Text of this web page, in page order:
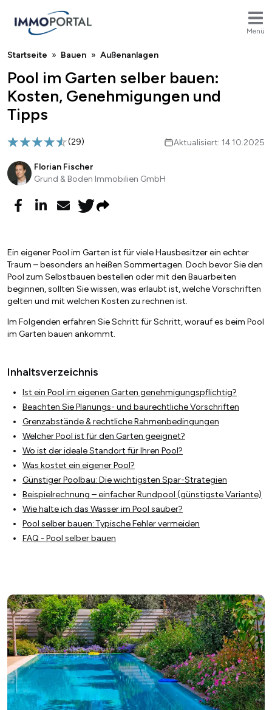
Menü
Breadcrumb
Startseite Bauen Außenanlagen
Pool im Garten selber bauen:
Kosten, Genehmigungen und
Tipps
(29) Aktualisiert: 14.10.2025
Florian Fischer
Grund & Boden Immobilien GmbH
Ein eigener Pool im Garten ist für viele Hausbesitzer ein echter
Traum – besonders an heißen Sommertagen. Doch bevor Sie den
Pool zum Selbstbauen bestellen oder mit den Bauarbeiten
beginnen, sollten Sie wissen, was erlaubt ist, welche Vorschriften
gelten und mit welchen Kosten zu rechnen ist.
Im Folgenden erfahren Sie Schritt für Schritt, worauf es beim Pool
im Garten bauen ankommt.
Inhaltsverzeichnis
Ist ein Pool im eigenen Garten genehmigungspflichtig?
Beachten Sie Planungs- und baurechtliche Vorschriften
Grenzabstände & rechtliche Rahmenbedingungen
Welcher Pool ist für den Garten geeignet?
Wo ist der ideale Standort für Ihren Pool?
Was kostet ein eigener Pool?
Günstiger Poolbau: Die wichtigsten Spar-Strategien
Beispielrechnung – einfacher Rundpool (günstigste Variante)
Wie halte ich das Wasser im Pool sauber?
Pool selber bauen: Typische Fehler vermeiden
FAQ - Pool selber bauen